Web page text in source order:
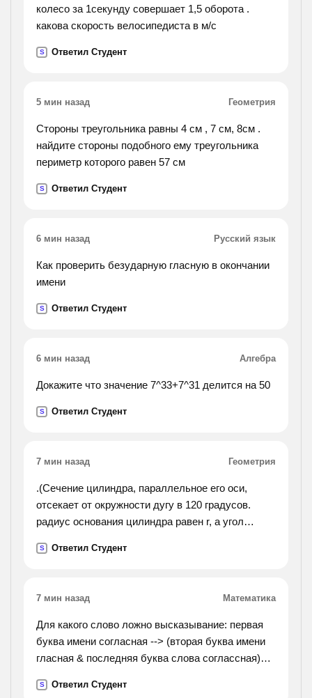
колесо за 1секунду совершает 1,5 оборота .
какова скорость велосипедиста в м/с
S Ответил Студент
5 мин назад Геометрия
Стороны треугольника равны 4 см , 7 см, 8см .
найдите стороны подобного ему треугольника
периметр которого равен 57 см
S Ответил Студент
6 мин назад Русский язык
Как проверить безударную гласную в окончании
имени
S Ответил Студент
6 мин назад Алгебра
Докажите что значение 7^33+7^31 делится на 50
S Ответил Студент
7 мин назад Геометрия
.(Сечение цилиндра, параллельное его оси,
отсекает от окружности дугу в 120 градусов.
радиус основания цилиндра равен r, а угол
равен 30 градусам. найдите объём цилиндра.).
S Ответил Студент
7 мин назад Математика
Для какого слово ложно высказывание: первая
буква имени согласная --> (вторая буква имени
гласная & последняя буква слова соглассная)?
4)парад
S Ответил Студент